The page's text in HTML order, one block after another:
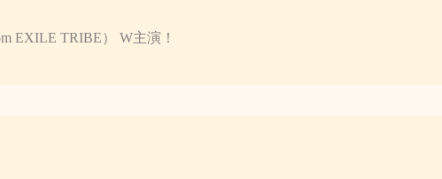
EXILE TRIBE） W主演！